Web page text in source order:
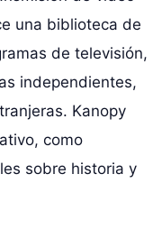
una biblioteca de
de televisión,
independientes,
Kanopy
como
sobre historia y